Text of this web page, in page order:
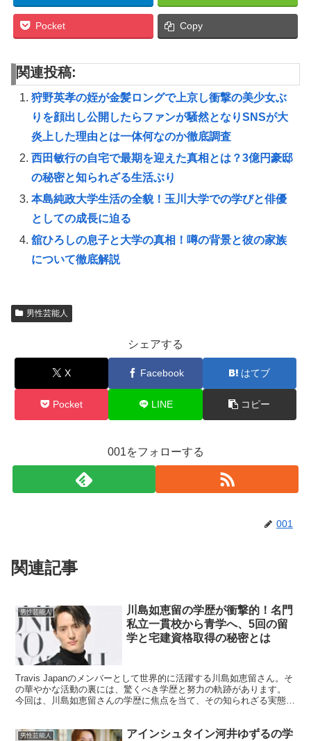
Pocket Copy
関連投稿:
狩野英孝の姪が金髪ロングで上京し衝撃の美少女ぶ
りを顔出し公開したらファンが騒然となりSNSが大
炎上した理由とは一体何なのか徹底調査
西田敏行の自宅で最期を迎えた真相とは？3億円豪邸
の秘密と知られざる生活ぶり
本島純政大学生活の全貌！玉川大学での学びと俳優
としての成長に迫る
舘ひろしの息子と大学の真相！噂の背景と彼の家族
について徹底解説
男性芸能人
シェアする
X Facebook はてブ
Pocket LINE コピー
001をフォローする
001
関連記事
男性芸能人
川島如恵留の学歴が衝撃的！名門
私立一貫校から青学へ、5回の留
学と宅建資格取得の秘密とは
Travis Japanのメンバーとして世界的に活躍する川島如恵留さん。そ
の華やかな活動の裏には、驚くべき学歴と努力の軌跡があります。
今回は、川島如恵留さんの学歴に焦点を当て、その知られざる実態に
男性芸能人 アインシュタイン河井ゆずるの学